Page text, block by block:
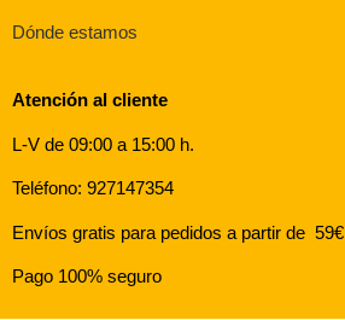
Dónde estamos
Atención al cliente
L-V de 09:00 a 15:00 h.
Teléfono: 927147354
Envíos gratis para pedidos a partir de 59€
Pago 100% seguro